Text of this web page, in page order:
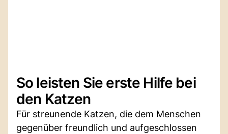
So leisten Sie erste Hilfe bei
den Katzen
Für streunende Katzen, die dem Menschen
gegenüber freundlich und aufgeschlossen